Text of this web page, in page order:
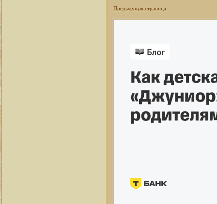
Предыдущая страница